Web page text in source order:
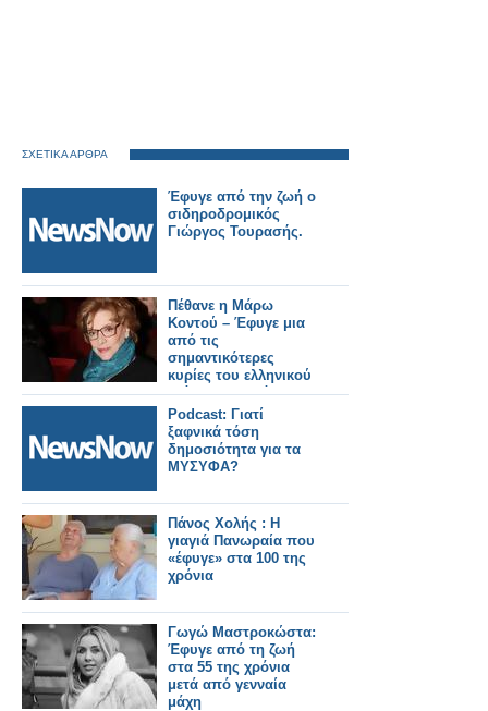
ΣΧΕΤΙΚΑ ΑΡΘΡΑ
Έφυγε από την ζωή ο
σιδηροδρομικός
Γιώργος Τουρασής.
Πέθανε η Μάρω
Κοντού – Έφυγε μια
από τις
σημαντικότερες
κυρίες του ελληνικού
θεάτρου, τηλεόρασης
και κινηματογράφου
Podcast: Γιατί
ξαφνικά τόση
δημοσιότητα για τα
ΜΥΣΥΦΑ?
Πάνος Χολής : Η
γιαγιά Πανωραία που
«έφυγε» στα 100 της
χρόνια
Γωγώ Μαστροκώστα:
Έφυγε από τη ζωή
στα 55 της χρόνια
μετά από γενναία
μάχη